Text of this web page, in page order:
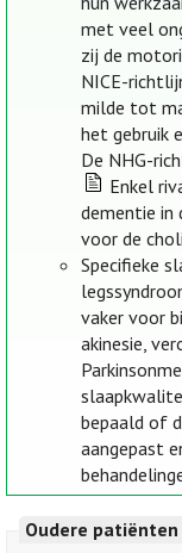
met veel
zij de
NICE-
milde tot
het gebruik
De NHG-
Enkel
dementie in
voor de
Specifieke
vaker voor
akinesie,
bepaald of
aangepast
Oudere patiënten